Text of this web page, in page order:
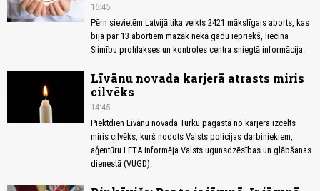
16:45
Pērn sievietēm Latvijā tika veikts 2421 mākslīgais aborts, kas
bija par 13 abortiem mazāk nekā gadu iepriekš, liecina
Slimību profilakses un kontroles centra sniegtā informācija.
Līvānu novada karjerā atrasts miris
cilvēks
14:45
Piektdien Līvānu novada Turku pagastā no karjera izcelts
miris cilvēks, kurš nodots Valsts policijas darbiniekiem,
aģentūru LETA informēja Valsts ugunsdzēsības un glābšanas
dienestā (VUGD).